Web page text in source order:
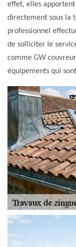
effet, elles
directement sous la
professionnel
de solliciter le
comme GW
équipements qui